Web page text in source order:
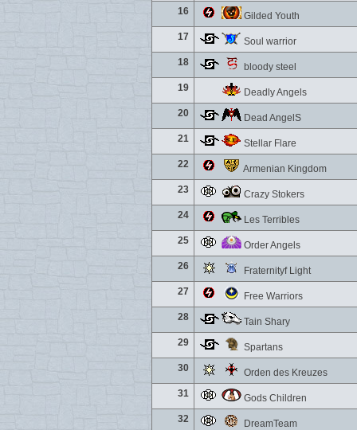
16
Gilded Youth
17
Soul warrior
18
bloody steel
19
Deadly Angels
20
Dead AngelS
21
Stellar Flare
22
Armenian Kingdom
23
Crazy Stokers
24
Les Terribles
25
Order Angels
26
Fraternityf Light
27
Free Warriors
28
Tain Shary
29
Spartans
30
Orden des Kreuzes
31
Gods Children
32
DreamTeam